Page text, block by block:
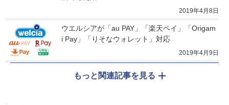
2019年4月8日
ウエルシアが「au PAY」「楽天ペイ」「Origam
i Pay」「りそなウォレット」対応
2019年4月9日
もっと関連記事を見る